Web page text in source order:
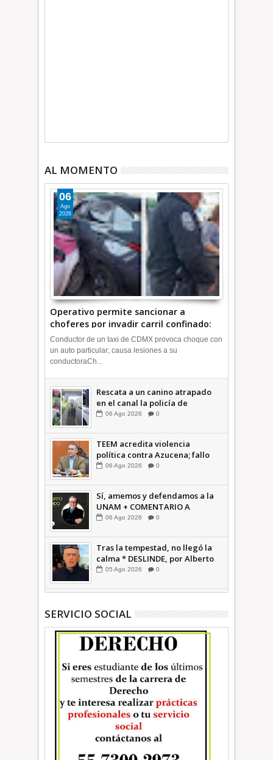
AL MOMENTO
Operativo permite sancionar a
choferes por invadir carril confinado:
Ecatepec +Video | INFORMATIVA
06
Ago
2026
Conductor de un taxi de CDMX provoca choque con
un auto particular; causa lesiones a su
conductoraCh...
Rescata a un canino atrapado
en el canal la policía de
Ecatepec INFORMATIVA
06 Ago 2026 0
TEEM acredita violencia
política contra Azucena; fallo
confirma guerra sucia: Octavio
06 Ago 2026 0
Sí, amemos y defendamos a la
UNAM + COMENTARIO A
TIEMPO
06 Ago 2026 0
Tras la tempestad, no llegó la
calma * DESLINDE, por Alberto
Witvrun OPINIÓN
05 Ago 2026 0
SERVICIO SOCIAL